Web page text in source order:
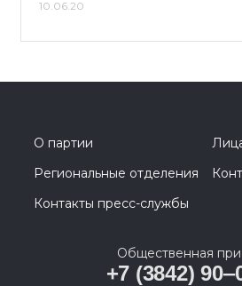
10.06.20
О партии
Региональные отделения
Контакты пресс-службы
Общественная
+7 (3842)